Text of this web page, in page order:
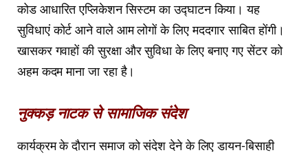
कोड आधारित एप्लिकेशन सिस्टम का उद्घाटन किया। यह
सुविधाएं कोर्ट आने वाले आम लोगों के लिए मददगार साबित होंगी।
खासकर गवाहों की सुरक्षा और सुविधा के लिए बनाए गए सेंटर को
अहम कदम माना जा रहा है।
नुक्कड़ नाटक से सामाजिक संदेश
कार्यक्रम के दौरान समाज को संदेश देने के लिए डायन-बिसाही